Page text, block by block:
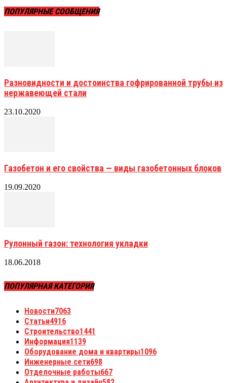
ПОПУЛЯРНЫЕ СООБЩЕНИЯ
Разновидности и достоинства гофрированной трубы из
нержавеющей стали
23.10.2020
Газобетон и его свойства — виды газобетонных блоков
19.09.2020
Рулонный газон: технология укладки
18.06.2018
ПОПУЛЯРНАЯ КАТЕГОРИЯ
Новости7063
Статьи4916
Строительство1441
Информация1139
Оборудование дома и квартиры1096
Инженерные сети698
Отделочные работы667